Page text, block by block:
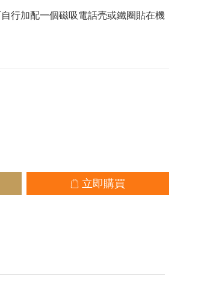
行加配一個磁吸電話壳或鐵圈貼在機
立即購買